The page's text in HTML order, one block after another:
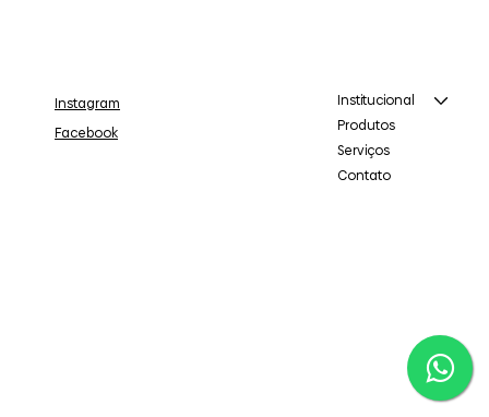
Institucional
Produtos
Serviços
Contato
Instagram
Facebook